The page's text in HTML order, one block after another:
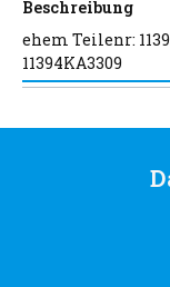
Beschreibung
ehem Teilenr:
11394KA3309